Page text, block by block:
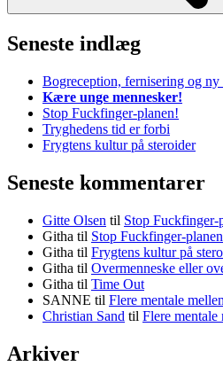
Seneste indlæg
Bogreception, fernisering og ny
Kære unge mennesker!
Stop Fuckfinger-planen!
Tryghedens tid er forbi
Frygtens kultur på steroider
Seneste kommentarer
Gitte Olsen til Stop Fuckfinger-
Githa til Stop Fuckfinger-
Githa til Frygtens kultur på
Githa til Overmenneske eller
Githa til Time Out
SANNE til Flere mentale
Christian Sand til Flere mentale
Arkiver